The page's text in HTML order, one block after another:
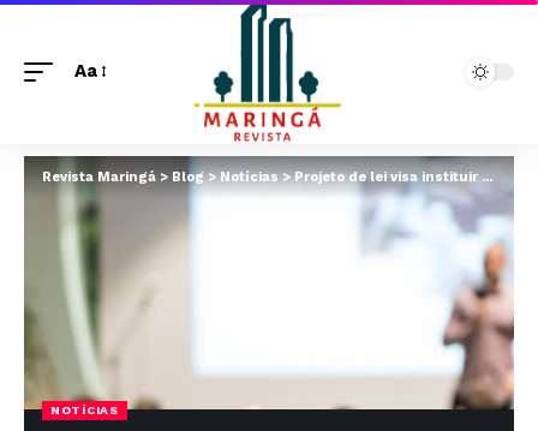
Aa
Revista Maringá > Blog>Notícias>Projeto de lei visa instituir a Política Estadual de Valorização, Acolhimento e Proteção dos Profissionais de Segurança Pública
NOTÍCIAS